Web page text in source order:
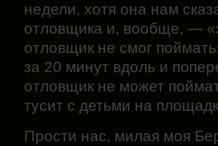
недели, хотя она нам
отловщика и, вообще, —
отловщик не смог
за 20 минут вдоль и
отловщик не может
тусит с детьми на
Прости нас, милая моя